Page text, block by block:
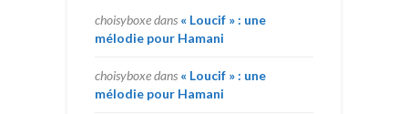
choisyboxedans « Loucif » : une
mélodie pour Hamani
choisyboxedans « Loucif » : une
mélodie pour Hamani